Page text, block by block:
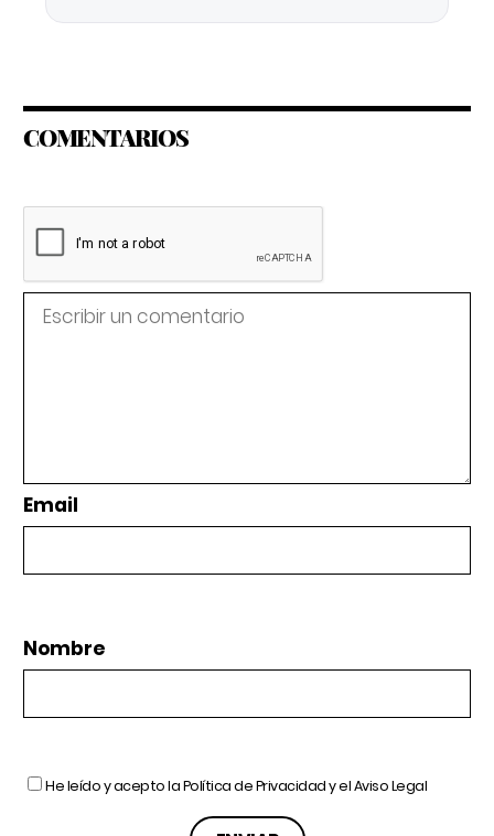
COMENTARIOS
Email
Nombre
He leído y acepto laPolítica de Privacidady elAviso Legal